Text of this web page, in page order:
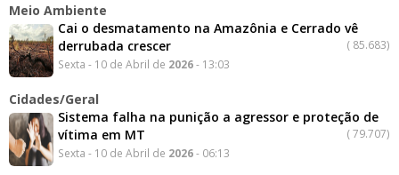
Meio Ambiente
Cai o desmatamento na Amazônia e Cerrado vê
derrubada crescer
( 85.683)
Sexta - 10 de Abril de 2026- 13:03
Cidades/Geral
Sistema falha na punição a agressor e proteção de
vítima em MT
(79.707)
Sexta - 10 de Abril de 2026- 06:13